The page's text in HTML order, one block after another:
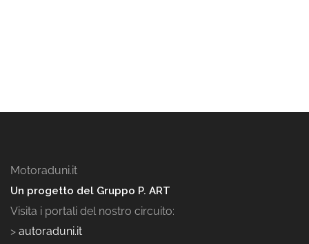
Motoraduni.it
Un progetto del Gruppo P. ART
Visita i portali del nostro circuito:
> autoraduni.it